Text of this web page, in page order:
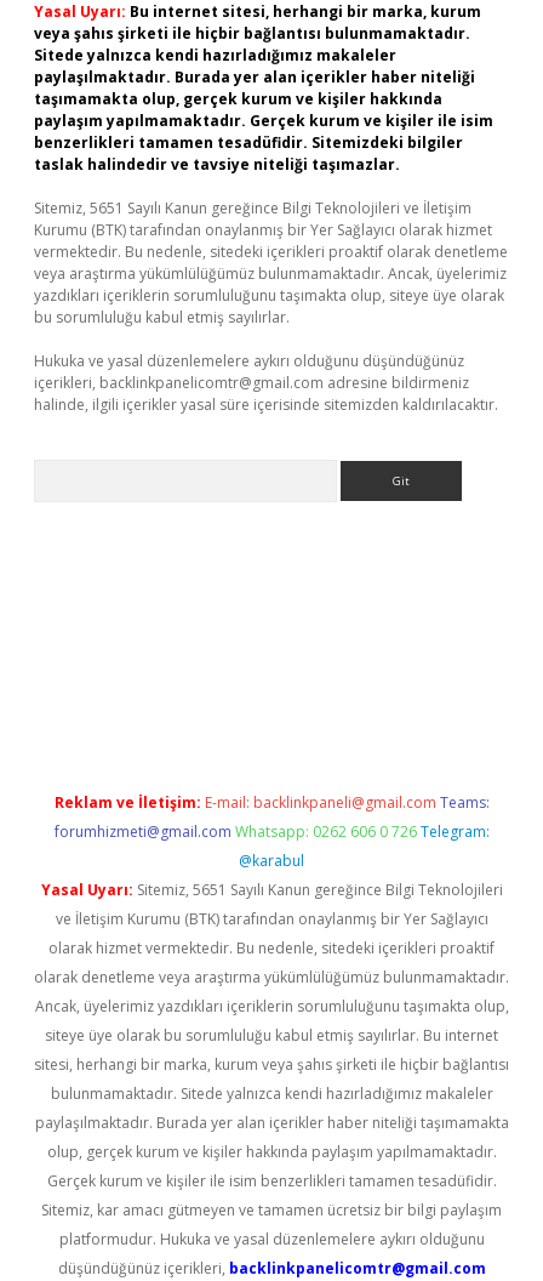
Yasal Uyarı: Bu internet sitesi, herhangi bir marka, kurum
veya şahıs şirketi ile hiçbir bağlantısı bulunmamaktadır.
Sitede yalnızca kendi hazırladığımız makaleler
paylaşılmaktadır. Burada yer alan içerikler haber niteliği
taşımamakta olup, gerçek kurum ve kişiler hakkında
paylaşım yapılmamaktadır. Gerçek kurum ve kişiler ile isim
benzerlikleri tamamen tesadüfidir. Sitemizdeki bilgiler
taslak halindedir ve tavsiye niteliği taşımazlar.
Sitemiz, 5651 Sayılı Kanun gereğince Bilgi Teknolojileri ve İletişim
Kurumu (BTK) tarafından onaylanmış bir Yer Sağlayıcı olarak hizmet
vermektedir. Bu nedenle, sitedeki içerikleri proaktif olarak denetleme
veya araştırma yükümlülüğümüz bulunmamaktadır. Ancak, üyelerimiz
yazdıkları içeriklerin sorumluluğunu taşımakta olup, siteye üye olarak
bu sorumluluğu kabul etmiş sayılırlar.
Hukuka ve yasal düzenlemelere aykırı olduğunu düşündüğünüz
içerikleri, backlinkpanelicomtr@gmail.com adresine bildirmeniz
halinde, ilgili içerikler yasal süre içerisinde sitemizden kaldırılacaktır.
Reklam ve İletişim: E-mail: backlinkpaneli@gmail.com Teams:
forumhizmeti@gmail.com Whatsapp: 0262 606 0 726 Telegram:
@karabul
Yasal Uyarı: Sitemiz, 5651 Sayılı Kanun gereğince Bilgi Teknolojileri
ve İletişim Kurumu (BTK) tarafından onaylanmış bir Yer Sağlayıcı
olarak hizmet vermektedir. Bu nedenle, sitedeki içerikleri proaktif
olarak denetleme veya araştırma yükümlülüğümüz bulunmamaktadır.
Ancak, üyelerimiz yazdıkları içeriklerin sorumluluğunu taşımakta olup,
siteye üye olarak bu sorumluluğu kabul etmiş sayılırlar. Bu internet
sitesi, herhangi bir marka, kurum veya şahıs şirketi ile hiçbir bağlantısı
bulunmamaktadır. Sitede yalnızca kendi hazırladığımız makaleler
paylaşılmaktadır. Burada yer alan içerikler haber niteliği taşımamakta
olup, gerçek kurum ve kişiler hakkında paylaşım yapılmamaktadır.
Gerçek kurum ve kişiler ile isim benzerlikleri tamamen tesadüfidir.
Sitemiz, kar amacı gütmeyen ve tamamen ücretsiz bir bilgi paylaşım
platformudur. Hukuka ve yasal düzenlemelere aykırı olduğunu
düşündüğünüz içerikleri, backlinkpanelicomtr@gmail.com